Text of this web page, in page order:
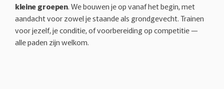
kleine groepen. We bouwen je op vanaf het begin, met
aandacht voor zowel je staande als grondgevecht. Trainen
voor jezelf, je conditie, of voorbereiding op competitie —
alle paden zijn welkom.